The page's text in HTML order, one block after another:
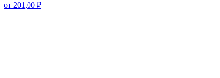
от 201,00 ₽